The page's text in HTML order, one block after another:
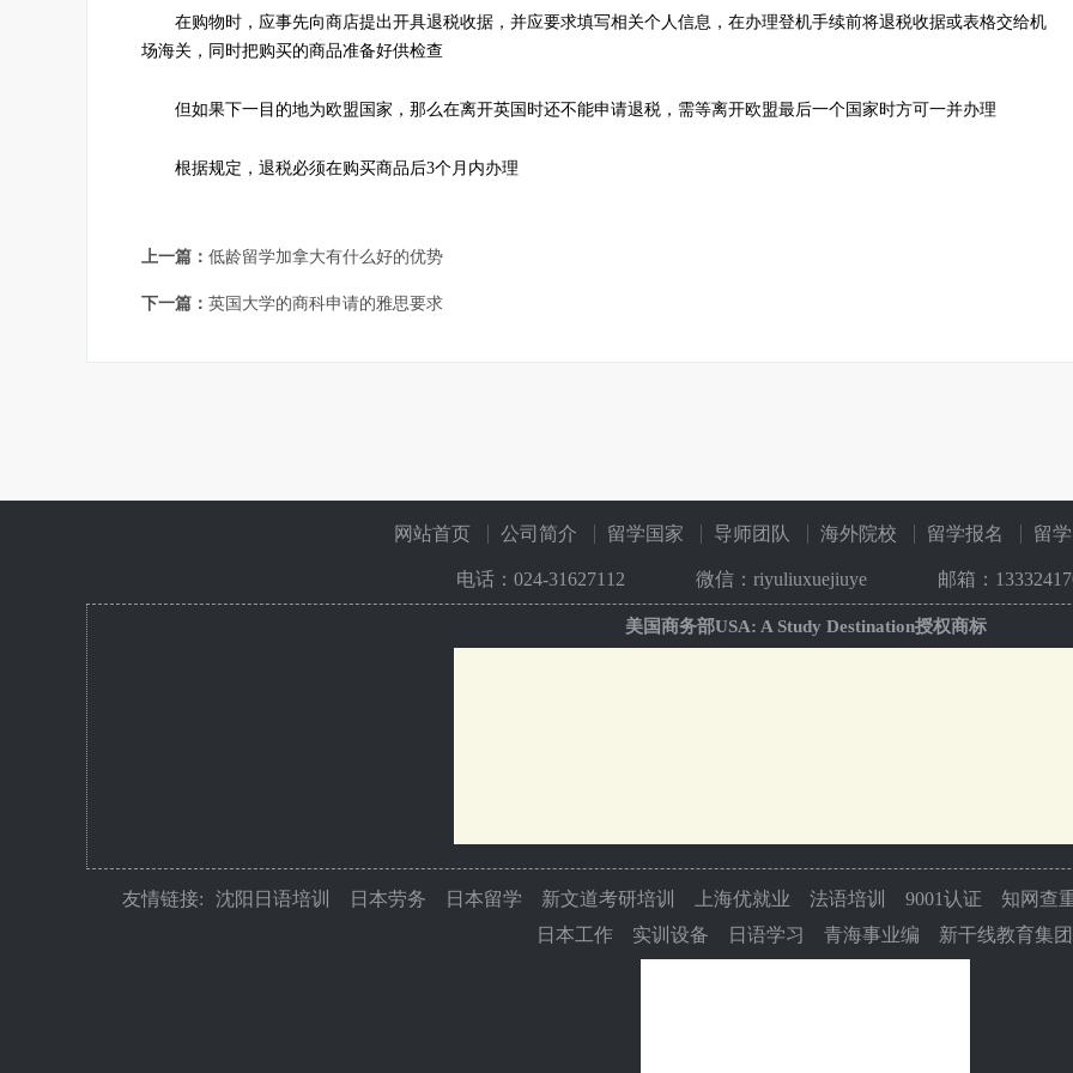
在购物时，应事先向商店提出开具退税收据，并应要求填写相关个人信息，在办理登机手续前将退税收据或表格交给机
场海关，同时把购买的商品准备好供检查
但如果下一目的地为欧盟国家，那么在离开英国时还不能申请退税，需等离开欧盟最后一个国家时方可一并办理
根据规定，退税必须在购买商品后3个月内办理
上一篇： 低龄留学加拿大有什么好的优势
下一篇： 英国大学的商科申请的雅思要求
网站首页 公司简介 留学国家 导师团队 海外院校 留学报名 留
电话： 024-31627112 微信：riyuliuxuejiuye 邮箱：
美国商务部USA: A Study Destination授权商标
友情链接: 沈阳日语培训 日本劳务 日本留学 新文道考研培训 上海优就业 法语培训 9001认证 知网查
日本工作
实训设备 日语学习 青海事业编 新干线教育集团